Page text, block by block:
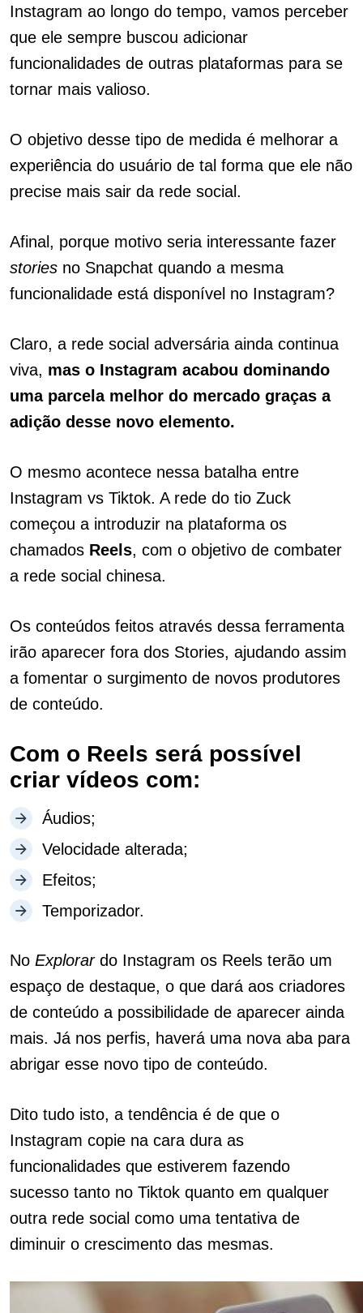
Instagram ao longo do tempo, vamos perceber
que ele sempre buscou adicionar
funcionalidades de outras plataformas para se
tornar mais valioso.
O objetivo desse tipo de medida é melhorar a
experiência do usuário de tal forma que ele não
precise mais sair da rede social.
Afinal, porque motivo seria interessante fazer
stories no Snapchat quando a mesma
funcionalidade está disponível no Instagram?
Claro, a rede social adversária ainda continua
viva, mas o Instagram acabou dominando
uma parcela melhor do mercado graças a
adição desse novo elemento.
O mesmo acontece nessa batalha entre
Instagram vs Tiktok. A rede do tio Zuck
começou a introduzir na plataforma os
chamados Reels, com o objetivo de combater
a rede social chinesa.
Os conteúdos feitos através dessa ferramenta
irão aparecer fora dos Stories, ajudando assim
a fomentar o surgimento de novos produtores
de conteúdo.
Com o Reels será possível
criar vídeos com:
Áudios;
Velocidade alterada;
Efeitos;
Temporizador.
No Explorar do Instagram os Reels terão um
espaço de destaque, o que dará aos criadores
de conteúdo a possibilidade de aparecer ainda
mais. Já nos perfis, haverá uma nova aba para
abrigar esse novo tipo de conteúdo.
Dito tudo isto, a tendência é de que o
Instagram copie na cara dura as
funcionalidades que estiverem fazendo
sucesso tanto no Tiktok quanto em qualquer
outra rede social como uma tentativa de
diminuir o crescimento das mesmas.